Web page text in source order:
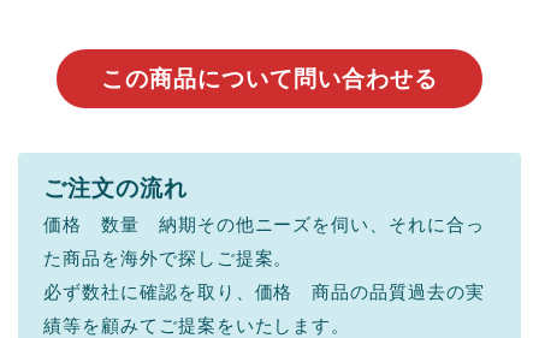
この商品について問い合わせる
ご注文の流れ
価格 数量 納期その他ニーズを伺い、それに合っ
た商品を海外で探しご提案。
必ず数社に確認を取り、価格 商品の品質過去の実
績等を顧みてご提案をいたします。